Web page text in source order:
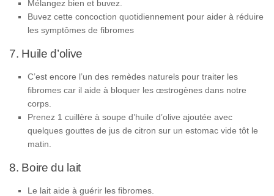
Mélangez bien et buvez.
Buvez cette concoction quotidiennement pour aider à réduire
les symptômes de fibromes
7. Huile d’olive
C’est encore l’un des remèdes naturels pour traiter les
fibromes car il aide à bloquer les œstrogènes dans notre
corps.
Prenez 1 cuillère à soupe d’huile d’olive ajoutée avec
quelques gouttes de jus de citron sur un estomac vide tôt le
matin.
8. Boire du lait
Le lait aide à guérir les fibromes.